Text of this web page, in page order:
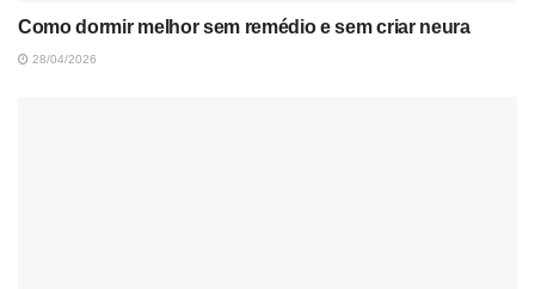
Como dormir melhor sem remédio e sem criar neura
28/04/2026